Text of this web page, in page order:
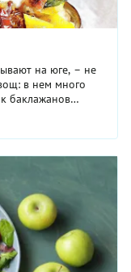
на юге, – не
в нем много
баклажанов